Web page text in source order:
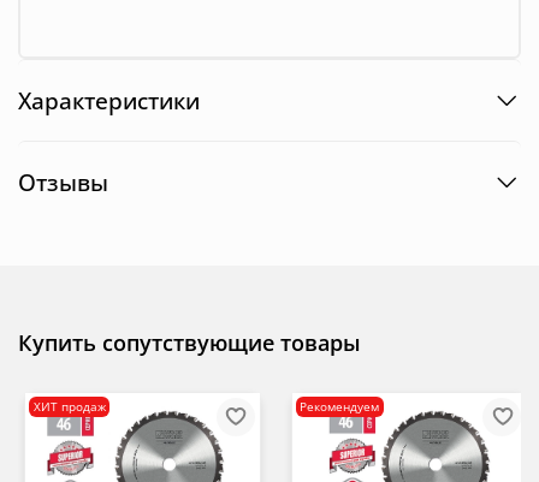
Характеристики
Отзывы
Купить сопутствующие товары
ХИТ продаж Рекомендуем